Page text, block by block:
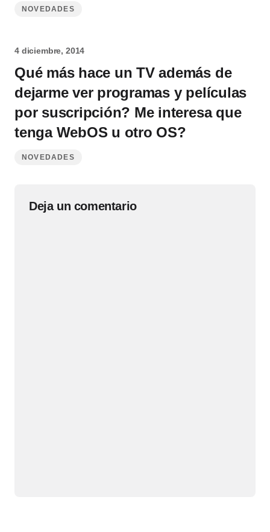
NOVEDADES
4 diciembre, 2014
Qué más hace un TV además de
dejarme ver programas y películas
por suscripción? Me interesa que
tenga WebOS u otro OS?
NOVEDADES
Deja un comentario